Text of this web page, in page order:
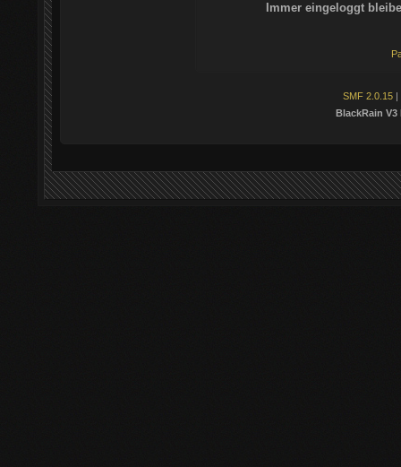
Immer eingeloggt
SMF 2.0.15 |
BlackRain V3